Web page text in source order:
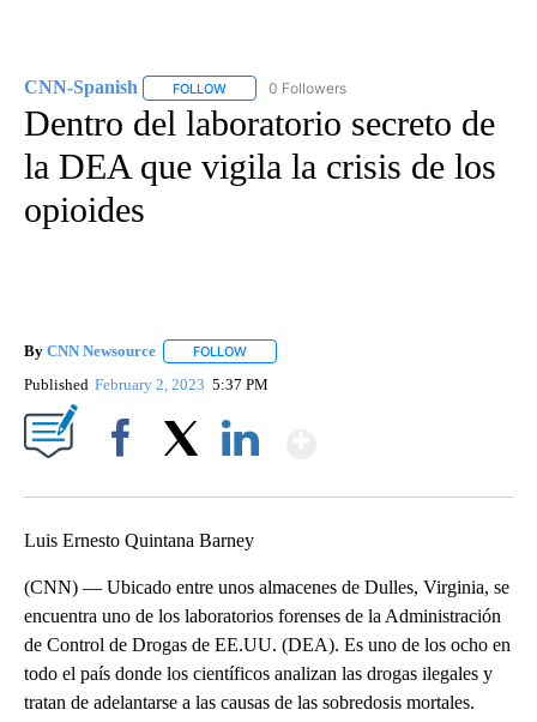
CNN-Spanish FOLLOW FOLLOW "CNN-SPANISH" TO RECEIVE
0 Followers
Dentro del laboratorio secreto de
la DEA que vigila la crisis de los
opioides
By CNN Newsource FOLLOW
Published February 2, 2023 5:37 PM
Luis Ernesto Quintana Barney
(CNN) — Ubicado entre unos almacenes de Dulles, Virginia, se
encuentra uno de los laboratorios forenses de la Administración
de Control de Drogas de EE.UU. (DEA). Es uno de los ocho en
todo el país donde los científicos analizan las drogas ilegales y
tratan de adelantarse a las causas de las sobredosis mortales.